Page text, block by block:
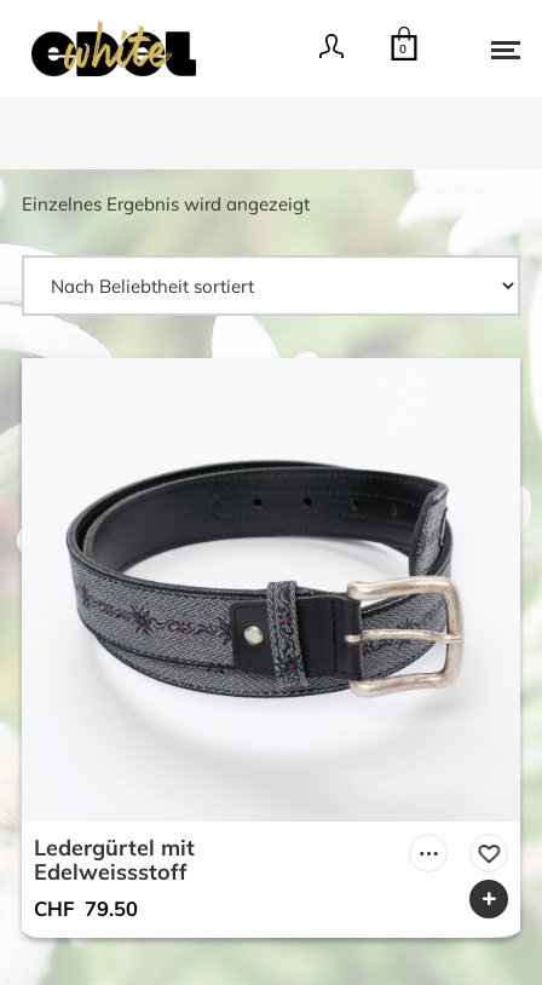
0
Einzelnes Ergebnis wird angezeigt
Ledergürtel mit
Edelweissstoff
CHF 79.50